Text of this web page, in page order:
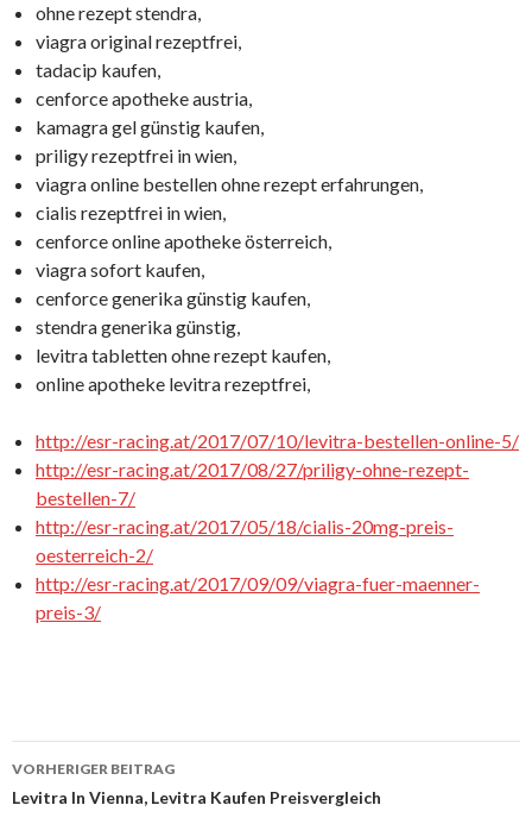
ohne rezept stendra,
viagra original rezeptfrei,
tadacip kaufen,
cenforce apotheke austria,
kamagra gel günstig kaufen,
priligy rezeptfrei in wien,
viagra online bestellen ohne rezept erfahrungen,
cialis rezeptfrei in wien,
cenforce online apotheke österreich,
viagra sofort kaufen,
cenforce generika günstig kaufen,
stendra generika günstig,
levitra tabletten ohne rezept kaufen,
online apotheke levitra rezeptfrei,
http://esr-racing.at/2017/07/10/levitra-bestellen-online-5/
http://esr-racing.at/2017/08/27/priligy-ohne-rezept-
bestellen-7/
http://esr-racing.at/2017/05/18/cialis-20mg-preis-
oesterreich-2/
http://esr-racing.at/2017/09/09/viagra-fuer-maenner-
preis-3/
Beitrags-
VORHERIGER BEITRAG
Levitra In Vienna, Levitra Kaufen Preisvergleich